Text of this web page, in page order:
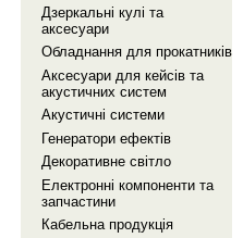
Дзеркальнi кулi та
аксесуари
Обладнання для прокатникiв
Аксесуари для кейсiв та
акустичних систем
Акустичнi системи
Генератори ефектiв
Декоративне свiтло
Електроннi компоненти та
запчастини
Кабельна продукцiя